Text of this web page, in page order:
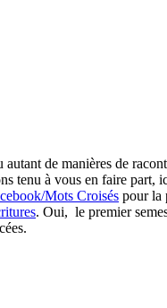
de manières de
tenu à vous en faire
Mots Croisés pour la
. Oui, le premier